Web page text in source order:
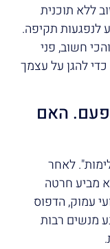
ללא תוכנית
לנפגעות תקיפה.
חשוב, פני
להגן על עצמך
האם
לאחר
מביע חרטה
עמוק, הדפוס
מנשים רבות